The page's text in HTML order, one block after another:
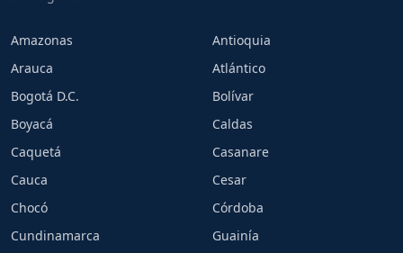
Amazonas
Antioquia
Arauca
Atlántico
Bogotá D.C.
Bolívar
Boyacá
Caldas
Caquetá
Casanare
Cauca
Cesar
Chocó
Córdoba
Cundinamarca
Guainía